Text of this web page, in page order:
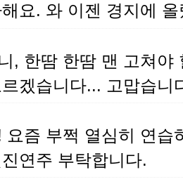
요. 와 이젠 경지에
, 한땀 한땀 맨 고쳐
겠습니다... 고맙습니
요즘 부쩍 열심히 연
연주 부탁합니다.